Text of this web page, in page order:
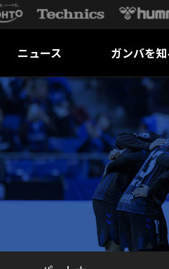
ニュース ガンバを知